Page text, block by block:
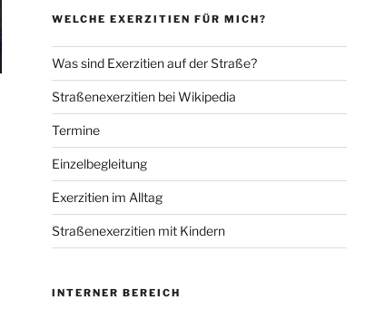
WELCHE EXERZITIEN FÜR MICH?
Was sind Exerzitien auf der Straße?
Straßenexerzitien bei Wikipedia
Termine
Einzelbegleitung
Exerzitien im Alltag
Straßenexerzitien mit Kindern
INTERNER BEREICH